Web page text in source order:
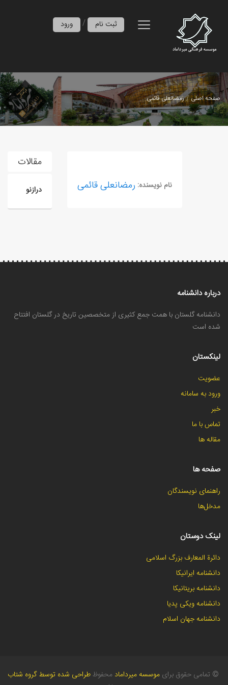
ورود / ثبت نام
صفحه اصلی رمضانعلی قائمی
مقالات
درازنو نام نویسنده: رمضانعلی قائمی
درباره دانشنامه
دانشنامه گلستان با همت جمع کثیری از متخصصین تاریخ در گلستان افتتاح
شده است
لینکستان
عضویت
ورود به سامانه
خبر
تماس با ما
مقاله ها
صفحه ها
راهنمای نویسندگان
مدخل‌ها
لینک دوستان
دائرة المعارف بزرگ اسلامی
دانشنامه ایرانیکا
دانشنامه بریتانیکا
دانشنامه ویکی پدیا
دانشنامه جهان اسلام
طراحی شده توسط گروه شتاب © تمامی حقوق برای موسسه میرداماد محفوظ